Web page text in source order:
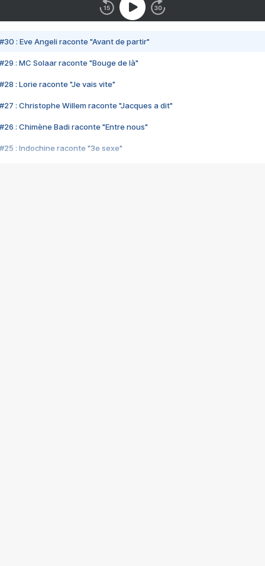
#30 : Eve Angeli raconte "Avant de partir"
#29 : MC Solaar raconte "Bouge de là"
#28 : Lorie raconte "Je vais vite"
#27 : Christophe Willem raconte "Jacques a dit"
#26 : Chimène Badi raconte "Entre nous"
#25 : Indochine raconte "3e sexe"